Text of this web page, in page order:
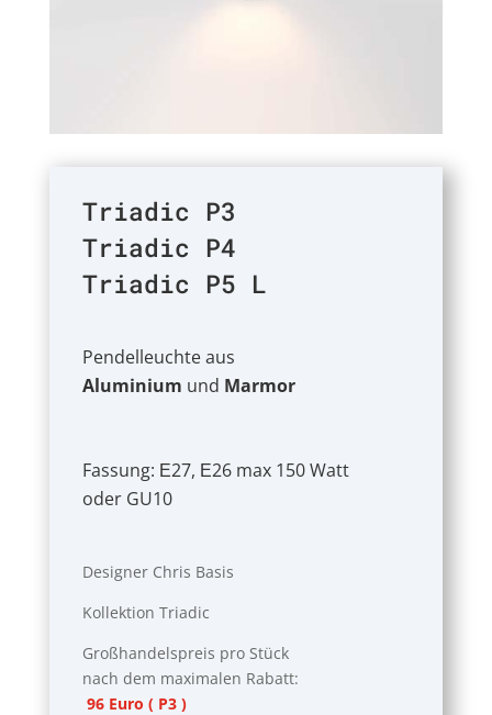
Triadic P3
Triadic P4
Triadic P5 L
Pendelleuchte aus
Aluminium und Marmor
Fassung: Ε27, Ε26 max 150 Watt
oder GU10
Designer Chris Basis
Kollektion Triadic
Großhandelspreis pro Stück
nach dem maximalen Rabatt:
96 Euro ( P3 )